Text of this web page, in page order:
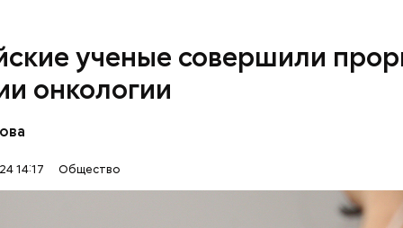
ученые совершили
онкологии
14:17 Общество